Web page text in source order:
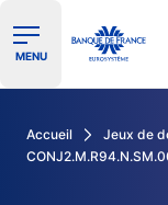
Ouvrir le menu
MENU
Accueil Jeux de